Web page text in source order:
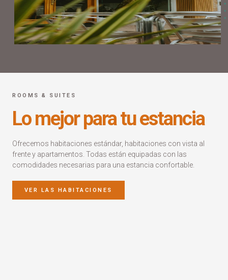
ROOMS & SUITES
Lo mejor para tu estancia
Ofrecemos habitaciones estándar, habitaciones con vista al
frente y apartamentos. Todas están equipadas con las
comodidades necesarias para una estancia confortable.
VER LAS HABITACIONES